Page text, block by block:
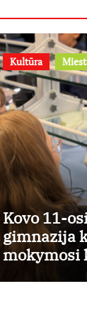
Kultūra
Kovo 11-
gimnazija
mokymosi
nuo žinių